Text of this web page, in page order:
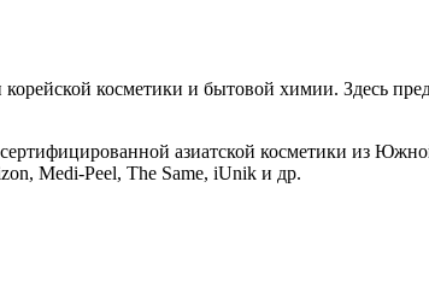
косметики и бытовой химии. Здесь
азиатской косметики из
Medi-Peel, The Same, iUnik и др.